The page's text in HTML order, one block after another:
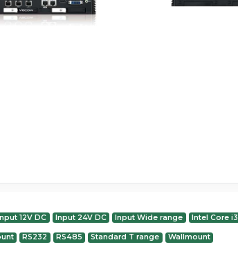
12V DC Input 24V DC Input Wide range Intel Core i3
RS232 RS485 Standard T range Wallmount